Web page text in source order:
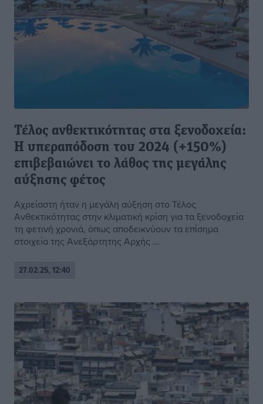
Τέλος ανθεκτικότητας στα ξενοδοχεία:
Η υπεραπόδοση του 2024 (+150%)
επιβεβαιώνει το λάθος της μεγάλης
αύξησης φέτος
Αχρείαστη ήταν η μεγάλη αύξηση στο Τέλος
Ανθεκτικότητας στην κλιματική κρίση για τα ξενοδοχεία
τη φετινή χρονιά, όπως αποδεικνύουν τα επίσημα
στοιχεία της Ανεξάρτητης Αρχής ...
27.02.25, 12:40